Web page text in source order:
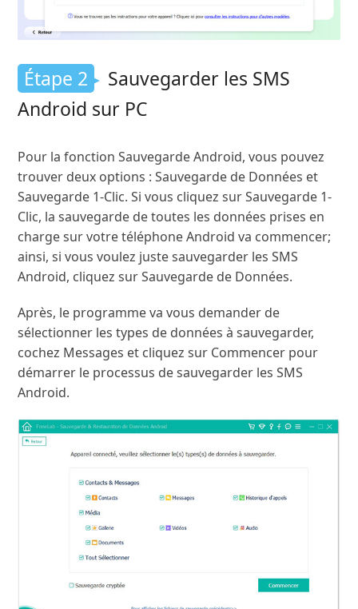
Étape 2
Sauvegarder les SMS
Android sur PC
Pour la fonction Sauvegarde Android, vous pouvez
trouver deux options : Sauvegarde de Données et
Sauvegarde 1-Clic. Si vous cliquez sur Sauvegarde 1-
Clic, la sauvegarde de toutes les données prises en
charge sur votre téléphone Android va commencer;
ainsi, si vous voulez juste sauvegarder les SMS
Android, cliquez sur Sauvegarde de Données.
Après, le programme va vous demander de
sélectionner les types de données à sauvegarder,
cochez Messages et cliquez sur Commencer pour
démarrer le processus de sauvegarder les SMS
Android.